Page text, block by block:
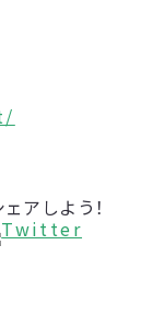
アしよう！